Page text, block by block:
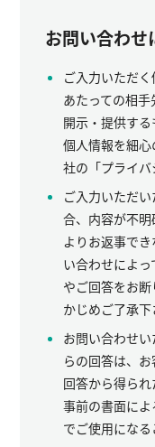
お問い合わせ
ご入力いただ
あたっての相
開示・提供す
個人情報を細
社の「プライ
ご入力いただ
合、内容が不
よりお返事で
い合わせによ
やご回答をお
かじめご了承下
お問い合わせ
らの回答は、
回答から得ら
事前の書面に
でご使用になる